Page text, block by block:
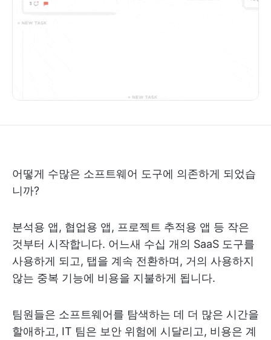
어떻게 수많은 소프트웨어 도구에 의존하게 되었습
니까?
분석용 앱, 협업용 앱, 프로젝트 추적용 앱 등 작은
것부터 시작합니다. 어느새 수십 개의 SaaS 도구를
사용하게 되고, 탭을 계속 전환하며, 거의 사용하지
않는 중복 기능에 비용을 지불하게 됩니다.
팀원들은 소프트웨어를 탐색하는 데 더 많은 시간을
할애하고, IT 팀은 보안 위험에 시달리고, 비용은 계